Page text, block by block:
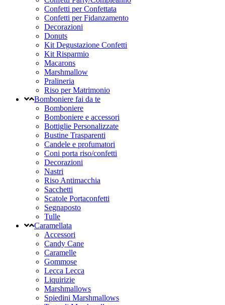
Confetti per Confettata
Confetti per Fidanzamento
Decorazioni
Donuts
Kit Degustazione Confetti
Kit Risparmio
Macarons
Marshmallow
Pralineria
Riso per Matrimonio
Bomboniere fai da te
Bomboniere
Bomboniere e accessori
Bottiglie Personalizzate
Bustine Trasparenti
Candele e profumatori
Coni porta riso/confetti
Decorazioni
Nastri
Riso Antimacchia
Sacchetti
Scatole Portaconfetti
Segnaposto
Tulle
Caramellata
Accessori
Candy Cane
Caramelle
Gommose
Lecca Lecca
Liquirizie
Marshmallows
Spiedini Marshmallows